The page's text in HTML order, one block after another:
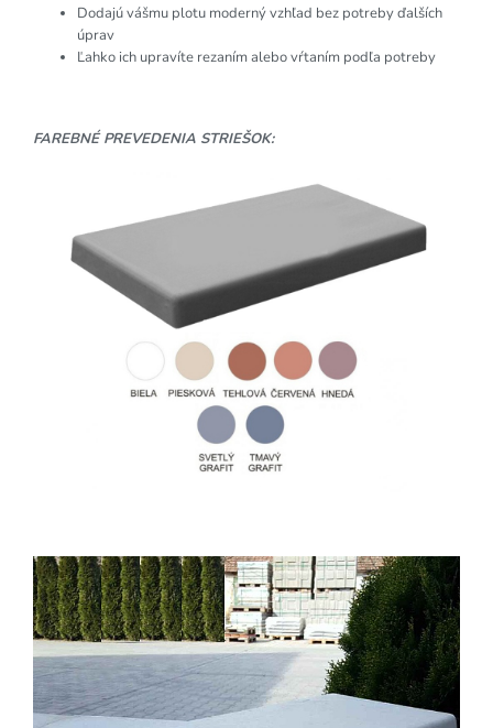
Dodajú vášmu plotu moderný vzhľad bez potreby ďalších
úprav
Ľahko ich upravíte rezaním alebo vŕtaním podľa potreby
FAREBNÉ PREVEDENIA STRIEŠOK: